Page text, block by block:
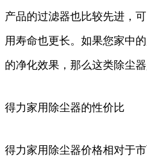
产品的过滤器也比较先进，
用寿命也更长。如果您家中
的净化效果，那么这类除尘
得力家用除尘器的性价比
得力家用除尘器价格相对于